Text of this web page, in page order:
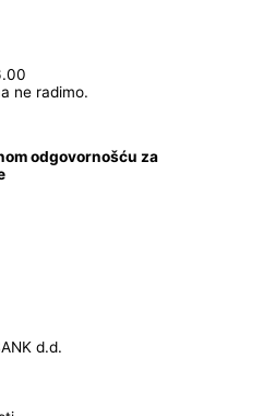
ne radimo.
odgovornošću za
d.d.